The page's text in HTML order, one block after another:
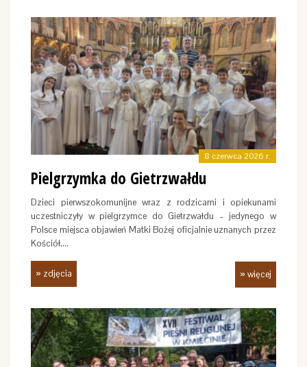
8 czerwca 2026 r.
Pielgrzymka do Gietrzwałdu
Dzieci pierwszokomunijne wraz z rodzicami i opiekunami
uczestniczyły w pielgrzymce do Gietrzwałdu – jedynego w
Polsce miejsca objawień Matki Bożej oficjalnie uznanych przez
Kościół.…
» zdjęcia » więcej